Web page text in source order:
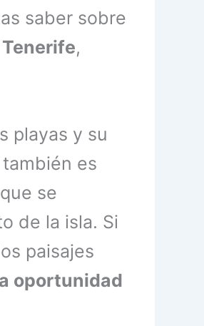
saber sobre
,
playas y su
es
se
de la isla. Si
paisajes
oportunidad